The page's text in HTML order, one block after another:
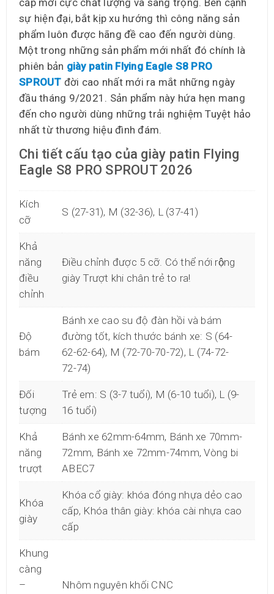
cấp mới cực chất lượng và sang trọng. Bên cạnh
sự hiện đại, bắt kịp xu hướng thì công năng sản
phẩm luôn được hãng đề cao đến người dùng.
Một trong những sản phẩm mới nhất đó chính là
phiên bản giày patin Flying Eagle S8 PRO
SPROUT đời cao nhất mới ra mắt những ngày
đầu tháng 9/2021. Sản phẩm này hứa hẹn mang
đến cho người dùng những trải nghiệm Tuyệt hảo
nhất từ thương hiệu đình đám.
Chi tiết cấu tạo của giày patin Flying
Eagle S8 PRO SPROUT 2026
Kích
cỡ
S (27-31), M (32-36), L (37-41)
Khả
năng
điều
chỉnh
Điều chỉnh được 5 cỡ. Có thể nới rộng
giày Trượt khi chân trẻ to ra!
Độ
bám
Bánh xe cao su độ đàn hồi và bám
đường tốt, kích thước bánh xe: S (64-
62-62-64), M (72-70-70-72), L (74-72-
72-74)
Đối
tượng
Trẻ em: S (3-7 tuổi), M (6-10 tuổi), L (9-
16 tuổi)
Khả
năng
trượt
Bánh xe 62mm-64mm, Bánh xe 70mm-
72mm, Bánh xe 72mm-74mm, Vòng bi
ABEC7
Khóa
giày
Khóa cổ giày: khóa đóng nhựa dẻo cao
cấp, Khóa thân giày: khóa cài nhựa cao
cấp
Khung
càng
–
Nhôm nguyên khối CNC